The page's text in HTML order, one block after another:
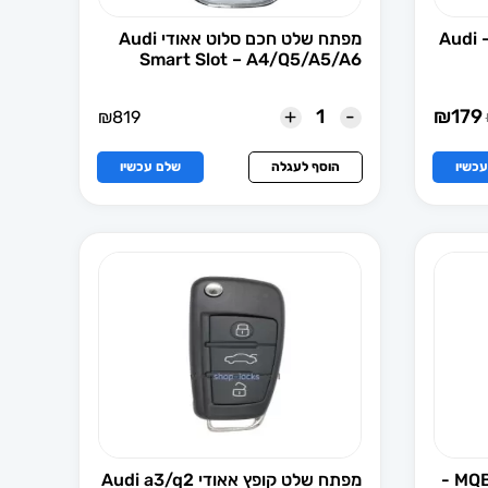
מארז לשלט אאודי 3 לחצנים – Audi
₪179
מפתח שלט חכם סלוט אאודי Audi
Smart Slot – A4/Q5/A5/A6
-
+
₪819
הוסף לעגלה שלם עכשיו
שלט מפתח קפיץ חכם מקורי MQB -
מפתח שלט קופץ אאודי Audi a3/q2